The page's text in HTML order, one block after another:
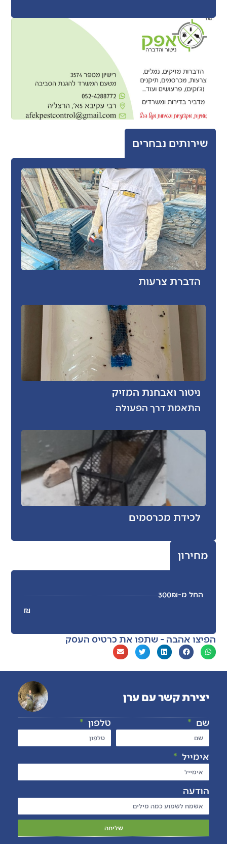
שירותים נבחרים
הדברת צרעות
ניטור ואבחנת המזיק
התאמת דרך הפעולה
לכידת מכרסמים
מחירון
החל מ-300₪
₪
הפיצו אהבה - שתפו את כרטיס העסק
יצירת קשר עם ערן
שם טלפון
אימייל
הודעה
שליחה